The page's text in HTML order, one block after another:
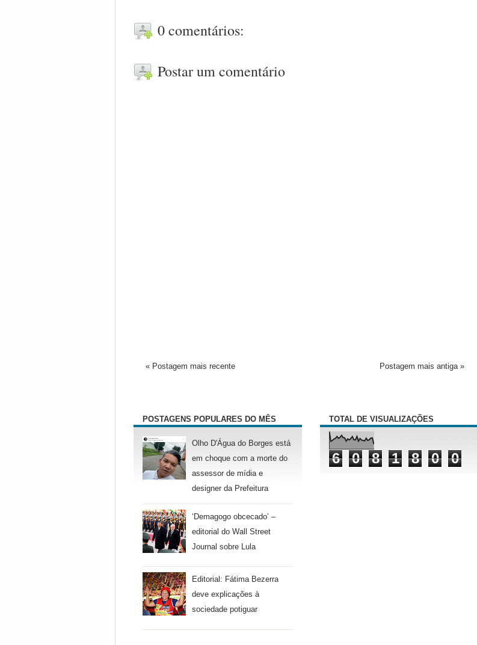
0 comentários:
Postar um comentário
« Postagem mais recente Postagem mais antiga »
POSTAGENS POPULARES DO MÊS
Olho D'Água do Borges está
em choque com a morte do
assessor de mídia e
designer da Prefeitura
‘Demagogo obcecado’ –
editorial do Wall Street
Journal sobre Lula
Editorial: Fátima Bezerra
deve explicações à
sociedade potiguar
TOTAL DE VISUALIZAÇÕES
6 0 8 1 8 0 0